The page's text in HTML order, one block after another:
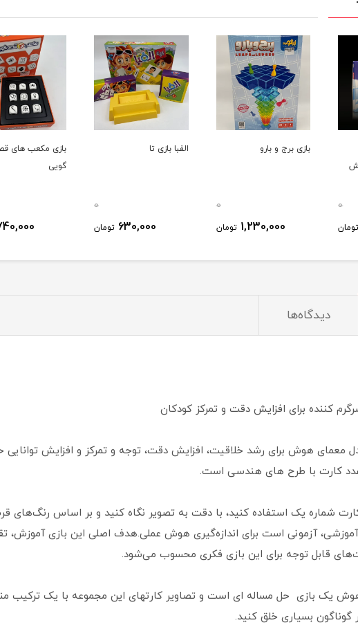
0
تومان
بازی برج و بارو
0
1,230,000 تومان
الفبا بازی تا
0
630,000 تومان
بازی مکعب های
گویی
دیدگاه‌ها
کننده برای افزایش دقت و تمرکز کودکان
شماره یک استفاده کنید، با دقت به تصویر نگاه کنید و بر اساس رنگ‌های
آموزشی، آزمونی است برای اندازه‌گیری هوش عملی.هدف اصلی این بازی
قابل توجه برای این بازی فکری محسوب می‌شود.
یک بازی حل مساله ای است و تصاویر کارتهای این مجموعه با یک ترکیب
گوناگون بسیاری خلق کنید.